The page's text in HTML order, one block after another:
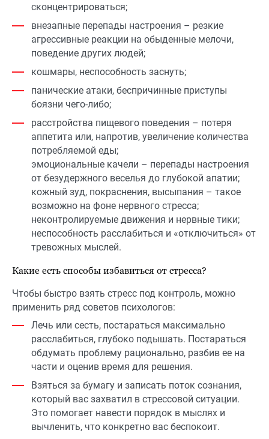
сконцентрироваться;
внезапные перепады настроения – резкие
агрессивные реакции на обыденные мелочи,
поведение других людей;
кошмары, неспособность заснуть;
панические атаки, беспричинные приступы
боязни чего-либо;
расстройства пищевого поведения – потеря
аппетита или, напротив, увеличение количества
потребляемой еды;
эмоциональные качели – перепады настроения
от безудержного веселья до глубокой апатии;
кожный зуд, покраснения, высыпания – такое
возможно на фоне нервного стресса;
неконтролируемые движения и нервные тики;
неспособность расслабиться и «отключиться» от
тревожных мыслей.
Какие есть способы избавиться от стресса?
Чтобы быстро взять стресс под контроль, можно
применить ряд советов психологов:
Лечь или сесть, постараться максимально
расслабиться, глубоко подышать. Постараться
обдумать проблему рационально, разбив ее на
части и оценив время для решения.
Взяться за бумагу и записать поток сознания,
который вас захватил в стрессовой ситуации.
Это помогает навести порядок в мыслях и
вычленить, что конкретно вас беспокоит.